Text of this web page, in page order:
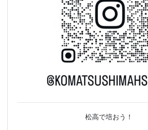
松高で培おう！